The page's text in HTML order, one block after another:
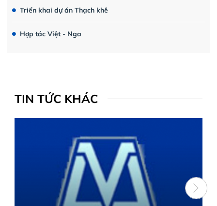
Triển khai dự án Thạch khê
Hợp tác Việt - Nga
TIN TỨC KHÁC